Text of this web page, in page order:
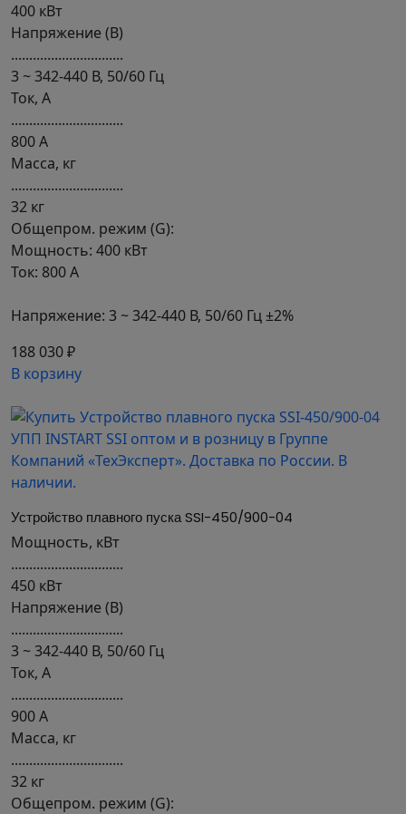
400 кВт
Напряжение (В)
...............................
3 ~ 342-440 В, 50/60 Гц
Ток, А
...............................
800 А
Масса, кг
...............................
32 кг
Общепром. режим (G):
Мощность: 400 кВт
Ток: 800 А
Напряжение: 3 ~ 342-440 В, 50/60 Гц ±2%
188 030 ₽
В корзину
Устройство плавного пуска SSI-450/900-04
Мощность, кВт
...............................
450 кВт
Напряжение (В)
...............................
3 ~ 342-440 В, 50/60 Гц
Ток, А
...............................
900 А
Масса, кг
...............................
32 кг
Общепром. режим (G):